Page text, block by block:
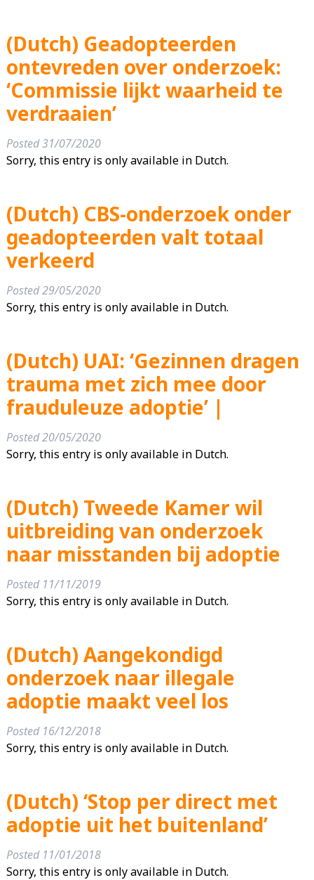
(Dutch) Geadopteerden
ontevreden over onderzoek:
‘Commissie lijkt waarheid te
verdraaien’
Posted31/07/2020
Sorry, this entry is only available in Dutch.
(Dutch) CBS-onderzoek onder
geadopteerden valt totaal
verkeerd
Posted29/05/2020
Sorry, this entry is only available in Dutch.
(Dutch) UAI: ‘Gezinnen dragen
trauma met zich mee door
frauduleuze adoptie’ |
Posted20/05/2020
Sorry, this entry is only available in Dutch.
(Dutch) Tweede Kamer wil
uitbreiding van onderzoek
naar misstanden bij adoptie
Posted 11/11/2019
Sorry, this entry is only available in Dutch.
(Dutch) Aangekondigd
onderzoek naar illegale
adoptie maakt veel los
Posted 16/12/2018
Sorry, this entry is only available in Dutch.
(Dutch) ‘Stop per direct met
adoptie uit het buitenland’
Posted 11/01/2018
Sorry, this entry is only available in Dutch.